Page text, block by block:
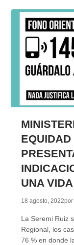
UNA
18 agosto, 2022por
La Seremi Ruiz
Regional, los
76 % en donde